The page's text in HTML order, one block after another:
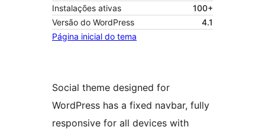
Instalações ativas
100+
Versão do WordPress
4.1
Página inicial do tema
Social theme designed for
WordPress has a fixed navbar, fully
responsive for all devices with